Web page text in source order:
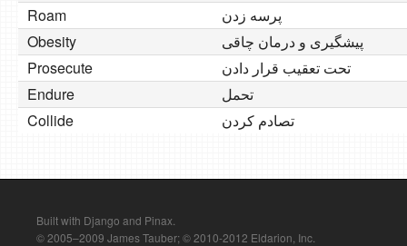
Roam
پرسه زدن
Obesity
پیشگیری و درمان چاقی
Prosecute
تحت تعقیب قرار دادن
Endure
تحمل
Collide
تصادم کردن
Built with Django and Pinax.
© 2005–2009 James Tauber; © 2010-2012 Eldarion, Inc.